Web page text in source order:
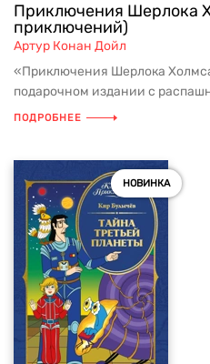
Приключения Шерлока
приключений)
Артур Конан Дойл
«Приключения Шерлока
подарочном издании с
ПОДРОБНЕЕ
НОВИНКА